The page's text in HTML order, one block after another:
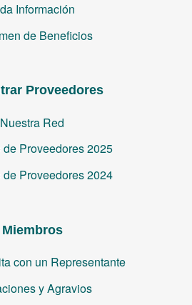
Información
de Beneficios
Proveedores
Nuestra Red
de Proveedores 2025
de Proveedores 2024
Miembros
con un Representante
y Agravios